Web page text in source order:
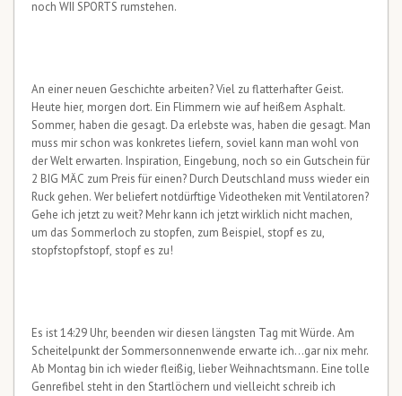
noch WII SPORTS rumstehen.
An einer neuen Geschichte arbeiten? Viel zu flatterhafter Geist.
Heute hier, morgen dort. Ein Flimmern wie auf heißem Asphalt.
Sommer, haben die gesagt. Da erlebste was, haben die gesagt. Man
muss mir schon was konkretes liefern, soviel kann man wohl von
der Welt erwarten. Inspiration, Eingebung, noch so ein Gutschein für
2 BIG MÄC zum Preis für einen? Durch Deutschland muss wieder ein
Ruck gehen. Wer beliefert notdürftige Videotheken mit Ventilatoren?
Gehe ich jetzt zu weit? Mehr kann ich jetzt wirklich nicht machen,
um das Sommerloch zu stopfen, zum Beispiel, stopf es zu,
stopfstopfstopf, stopf es zu!
Es ist 14:29 Uhr, beenden wir diesen längsten Tag mit Würde. Am
Scheitelpunkt der Sommersonnenwende erwarte ich…gar nix mehr.
Ab Montag bin ich wieder fleißig, lieber Weihnachtsmann. Eine tolle
Genrefibel steht in den Startlöchern und vielleicht schreib ich